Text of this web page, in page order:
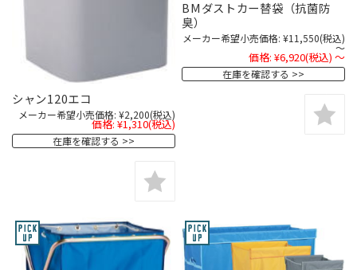
シャン120エコ
メーカー希望小売価格: ¥2,200(税込)
価格: ¥1,310(税込)
在庫を確認する
BMダストカー替袋（抗菌防
臭）
メーカー希望小売価格: ¥11,550(税込)
～
価格: ¥6,920(税込) ～
在庫を確認する